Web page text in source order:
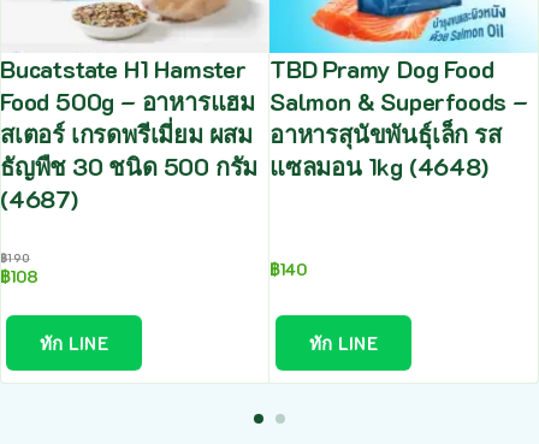
Bucatstate H1 Hamster
Food 500g – อาหารแฮม
สเตอร์ เกรดพรีเมี่ยม ผสม
ธัญพืช 30 ชนิด 500 กรัม
(4687)
฿190
฿108
ทัก LINE
TBD Pramy Dog Food
Salmon & Superfoods –
อาหารสุนัขพันธุ์เล็ก รส
แซลมอน 1kg (4648)
฿140
ทัก LINE